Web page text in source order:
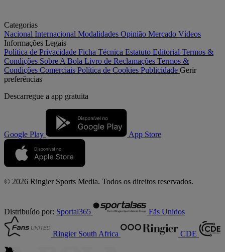
Categorias
Nacional Internacional Modalidades Opinião Mercado Vídeos
Informações Legais
Política de Privacidade Ficha Técnica Estatuto Editorial Termos &
Condições Sobre A Bola Livro de Reclamações Termos &
Condições Comerciais Política de Cookies Publicidade Gerir
preferências
Descarregue a app gratuita
Google Play App Store
© 2026 Ringier Sports Media. Todos os direitos reservados.
Distribuído por: Sportal365 Fãs Unidos
Ringier South Africa CDE